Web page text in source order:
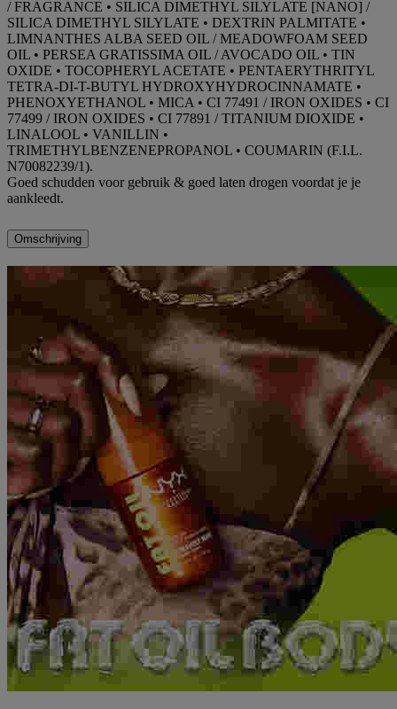
/ FRAGRANCE • SILICA DIMETHYL SILYLATE [NANO] /
SILICA DIMETHYL SILYLATE • DEXTRIN PALMITATE •
LIMNANTHES ALBA SEED OIL / MEADOWFOAM SEED
OIL • PERSEA GRATISSIMA OIL / AVOCADO OIL • TIN
OXIDE • TOCOPHERYL ACETATE • PENTAERYTHRITYL
TETRA-DI-T-BUTYL HYDROXYHYDROCINNAMATE •
PHENOXYETHANOL • MICA • CI 77491 / IRON OXIDES • CI
77499 / IRON OXIDES • CI 77891 / TITANIUM DIOXIDE •
LINALOOL • VANILLIN •
TRIMETHYLBENZENEPROPANOL • COUMARIN (F.I.L.
N70082239/1).
Goed schudden voor gebruik & goed laten drogen voordat je je
aankleedt.
Omschrijving